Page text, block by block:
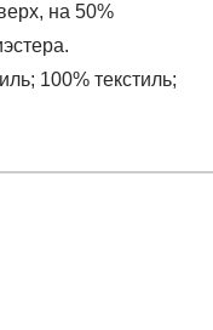
на 50%
100% текстиль;